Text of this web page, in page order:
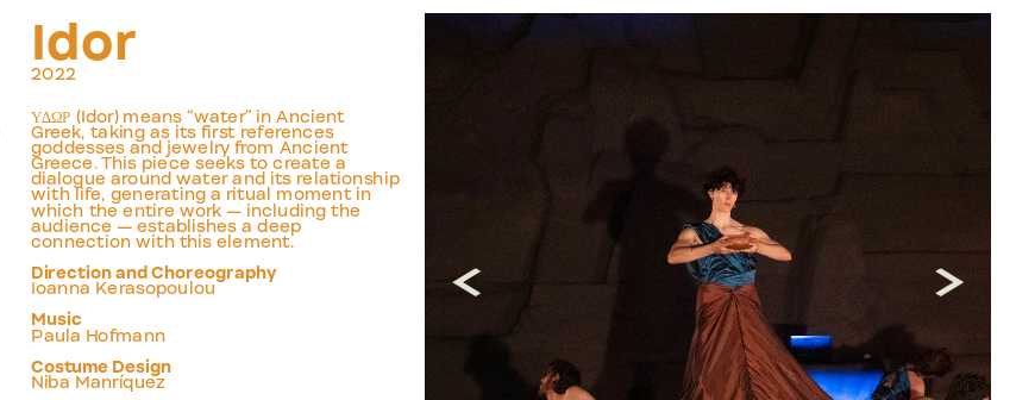
Idor
2022
Υ∆ΩΡ (Idor) means “water” in Ancient
Greek, taking as its first references
goddesses and jewelry from Ancient
Greece. This piece seeks to create a
dialogue around water and its relationship
with life, generating a ritual moment in
which the entire work — including the
audience — establishes a deep
connection with this element.
Direction and Choreography
Ioanna Kerasopoulou
Music
Paula Hofmann
Costume Design
Niba Manríquez